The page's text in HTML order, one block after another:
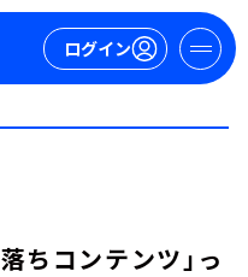
ログイン
ちコンテンツ」っ